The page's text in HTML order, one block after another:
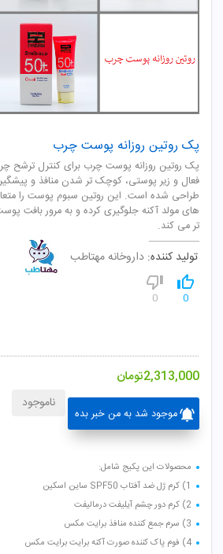
پک روتین روزانه پوست چرب
پک روتین روزانه پوست چرب برای کنترل
فعال و زیر پوستی، کوچک تر شدن منافذ و
طراحی شده است. این روتین سبوم پوست را
های مولد آکنه جلوگیری کرده و به مرور بافت
تر می کند.
تولید کننده: داروخانه مهتاطب
0
0
2,313,000تومان
موجود شد به من خبر بده
ناموجود
محصولات این پکیج شامل:
1) کرم ژل ضد آفتاب SPF50 ساین اسکین
2) کرم دور چشم آیلیفت درمالیفت
3) سرم جمع کننده منافذ برایت مکس
4) فوم پاک کننده صورت آکنه برایت برایت مکس